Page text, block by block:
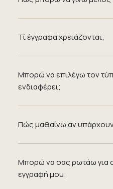
Τί έγγραφα χρειάζονται;
Μπορώ να επιλέγω τον
ενδιαφέρει;
Πώς μαθαίνω αν
Μπορώ να σας ρωτάω για
εγγραφή μου;